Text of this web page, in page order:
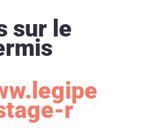
sur le
r